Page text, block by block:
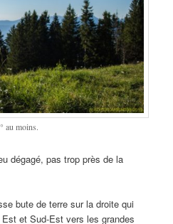
au moins.
dégagé, pas trop près de la
bute de terre sur la droite qui
et Sud-Est vers les grandes